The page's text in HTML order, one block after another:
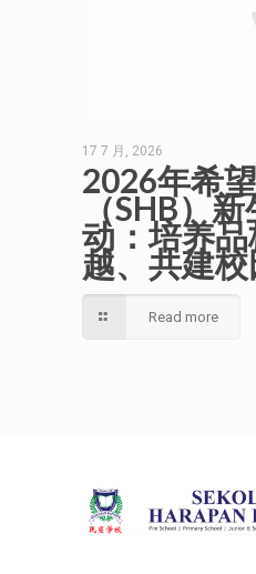
17 7 月, 2026
2026年希
（SHB）
动：培养
越、共建校
Read more